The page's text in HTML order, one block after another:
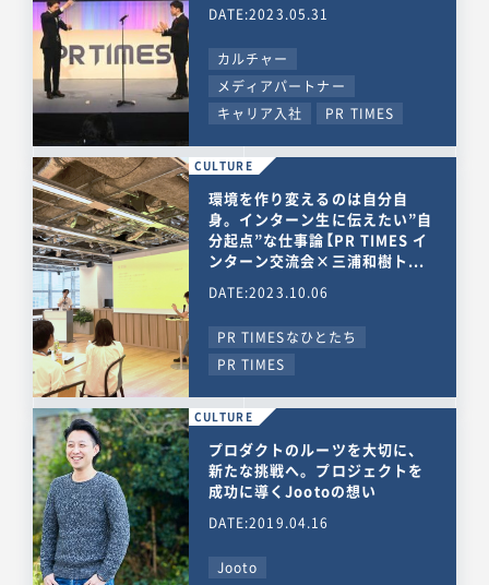
DATE:2023.05.31
カルチャー
メディアパートナー
キャリア入社
PR TIMES
CULTURE
環境を作り変えるのは自分自
身。インターン生に伝えたい”自
分起点”な仕事論【PR TIMES イ
ンターン交流会×三浦和樹ト...
DATE:2023.10.06
PR TIMESなひとたち
PR TIMES
CULTURE
プロダクトのルーツを大切に、
新たな挑戦へ。プロジェクトを
成功に導くJootoの想い
DATE:2019.04.16
Jooto